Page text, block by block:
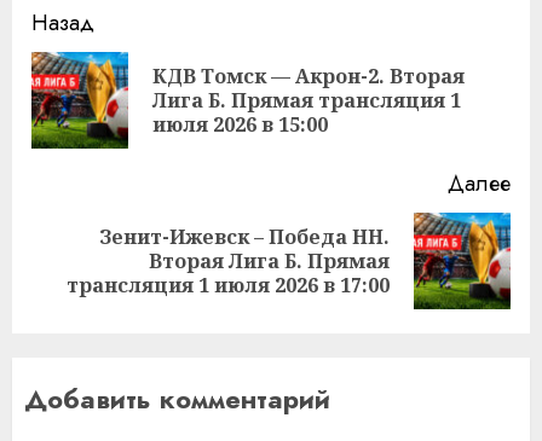
Продолжить
чтение
Назад
КДВ Томск — Акрон-2. Вторая
Лига Б. Прямая трансляция 1
июля 2026 в 15:00
Далее
Следующая
запись:
Зенит-Ижевск – Победа НН.
Вторая Лига Б. Прямая
трансляция 1 июля 2026 в 17:00
Добавить комментарий